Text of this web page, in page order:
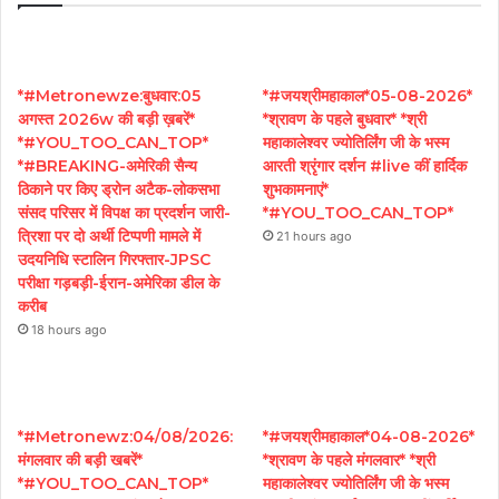
*#Metronewze:बुधवार:05
अगस्त 2026w की बड़ी ख़बरें*
*#YOU_TOO_CAN_TOP*
*#BREAKING-अमेरिकी सैन्य
ठिकाने पर किए ड्रोन अटैक-लोकसभा
संसद परिसर में विपक्ष का प्रदर्शन जारी-
त्रिशा पर दो अर्थी टिप्पणी मामले में
उदयनिधि स्टालिन गिरफ्तार-JPSC
परीक्षा गड़बड़ी-ईरान-अमेरिका डील के
करीब
18 hours ago
*#जयश्रीमहाकाल*05-08-2026*
*श्रावण के पहले बुधवार* *श्री
महाकालेश्वर ज्योतिर्लिंग जी के भस्म
आरती श्रृंगार दर्शन #live कीं हार्दिक
शुभकामनाएं*
*#YOU_TOO_CAN_TOP*
21 hours ago
*#Metronewz:04/08/2026:
मंगलवार की बड़ी खबरें*
*#YOU_TOO_CAN_TOP*
*#जयश्रीमहाकाल*04-08-2026*
*श्रावण के पहले मंगलवार* *श्री
महाकालेश्वर ज्योतिर्लिंग जी के भस्म